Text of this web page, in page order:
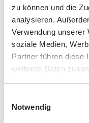
zu können und die
analysieren.
Verwendung unserer
soziale Medien,
Partner führen diese
weiteren Daten
Notwendig